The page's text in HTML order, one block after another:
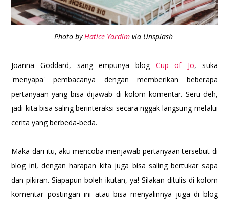
Photo byHatice Yardim via Unsplash
Joanna Goddard, sang empunya blog Cup of Jo, suka
'menyapa' pembacanya dengan memberikan beberapa
pertanyaan yang bisa dijawab di kolom komentar. Seru deh,
jadi kita bisa saling berinteraksi secara nggak langsung melalui
cerita yang berbeda-beda.
Maka dari itu, aku mencoba menjawab pertanyaan tersebut di
blog ini, dengan harapan kita juga bisa saling bertukar sapa
dan pikiran. Siapapun boleh ikutan, ya! Silakan ditulis di kolom
komentar postingan ini atau bisa menyalinnya juga di blog